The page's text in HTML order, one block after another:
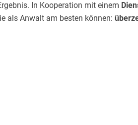
In Kooperation mit einem
als Anwalt am besten können: